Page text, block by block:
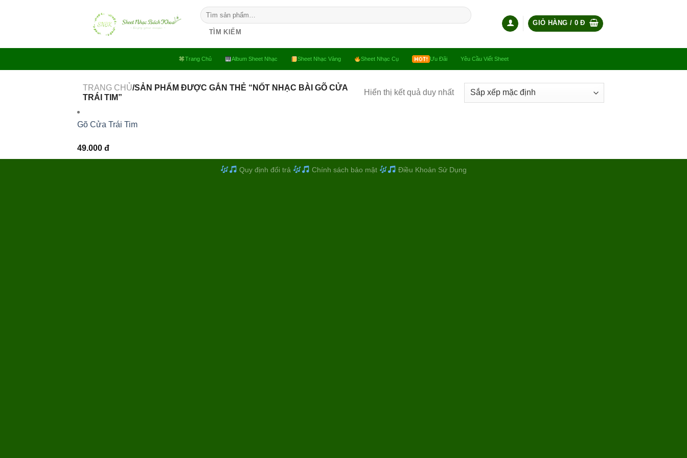
Tìm
kiếm:
TÌM KIẾM
GIỎ HÀNG / 0Đ
Trang Chủ Album Sheet Nhạc Sheet Nhạc Vàng Sheet Nhạc Cụ Ưu Đãi Yêu Cầu Viết Sheet
TRANG CHỦ/SẢN PHẨM ĐƯỢC GẮN THẺ “NỐT NHẠC BÀI GÕ CỬA
TRÁI TIM”
Hiển thị kết quả duy nhất
Gõ Cửa Trái Tim
49.000 đ
Quy định đổi trả Chính sách bảo mật Điều Khoản Sử Dụng